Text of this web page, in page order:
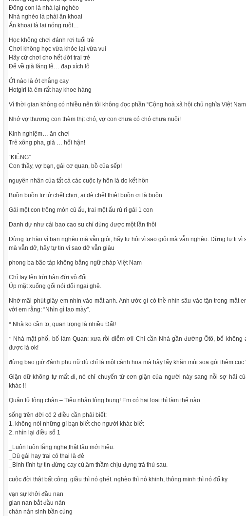
Đông con là nhà lại nghèo
Nhà nghèo là phải ăn khoai
Ăn khoai là lại nóng ruột…
Học không chơi đánh rơi tuổi trẻ
Chơi không học vừa khỏe lại vừa vui
Hãy cứ chơi cho hết đời trai trẻ
Để về già lặng lẽ… đạp xích lô
Ớt nào là ớt chẳng cay
Hotgirl là ẻm rất hay khoe hàng
Vì thời gian không có nhiều nên tôi không đọc phần “Cộng hoà xã hội chủ nghĩa Việt
Nhớ vợ thương con thèm thịt chó, vợ con chưa có chó chưa nuôi!
Kinh nghiệm… ăn chơi
Trẻ xông pha, già … hối hận!
“KIÊNG”
Con thầy, vợ bạn, gái cơ quan, bồ của sếp!
nguyên nhân của tất cả các cuộc ly hôn là do kết hôn
Buồn buồn tự tử chết chơi, ai dè chết thiệt buồn ơi là buồn
Gái một con trông mòn củ ấu, trai một ấu rủ rỉ gái 1 con
Danh dự như cái bao cao su chỉ dùng được một lần thôi
Đừng tự hào vì bạn nghèo mà vẫn giỏi, hãy tự hỏi vì sao giỏi mà vẫn nghèo. Đừng tự ti vì
mà vẫn dở, hãy tự tin vì sao dở vẫn giàu
phong ba bão táp không bằng ngữ pháp Việt Nam
Chỉ tay lên trời hận đời vô đối
Úp mặt xuống gối nói dối ngại ghê.
Nhớ mãi phút giây em nhìn vào mắt anh. Anh ước gì có thề nhìn sâu vào tận trong mắt
với em rằng: “Nhìn gì tao mày”.
* Nhà ko cần to, quan trọng là nhiều Đất!
* Nhà mặt phố, bố làm Quan: xưa rồi diễm ơi! Chỉ cần Nhà gần đường Ôtô, bố không
được là ok!
đừng bao giờ đánh phụ nữ dù chỉ là một cành hoa mà hãy lấy khăn mùi soa gói thêm cục
Giận dữ không tự mất đi, nó chỉ chuyển từ cơn giận của người này sang nỗi sợ hãi
khác !!
Quân tử lông chân – Tiểu nhân lông bụng! Em có hai loại thì làm thế nào
sống trên đời có 2 điều cần phải biết:
1. không nói những gì bạn biết cho người khác biết
2. nhìn lại điều số 1
_Luôn luôn lắng nghe,thật lâu mới hiểu.
_Dù gái hay trai có thai là đẻ
_Bình tĩnh tự tin đừng cay cú,âm thầm chịu đựng trả thù sau.
cuộc đời thật bất công. giầu thì nó ghét. nghèo thì nó khinh, thông minh thì nó đố kỵ
vạn sự khởi đầu nan
gian nan bắt đầu nản
chán nản sinh bần cùng